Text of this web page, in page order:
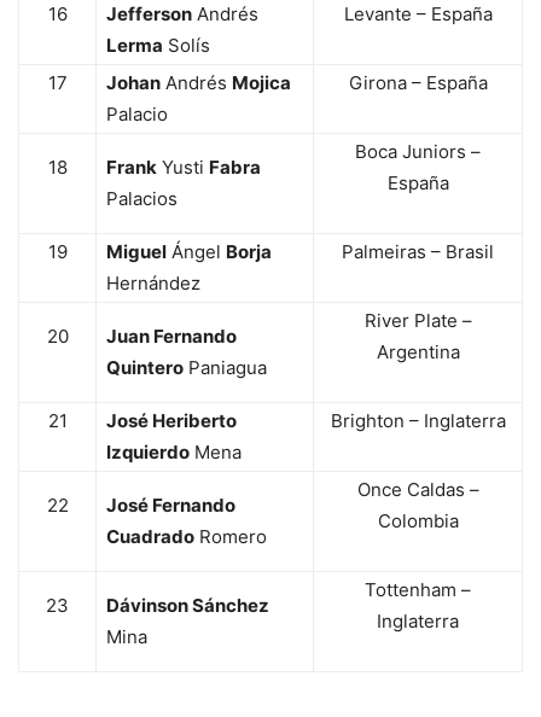
16 Jefferson Andrés
Lerma Solís
Levante – España
17 Johan Andrés Mojica
Palacio
Girona – España
18 Frank Yusti Fabra
Palacios
Boca Juniors –
España
19 Miguel Ángel Borja
Hernández
Palmeiras – Brasil
20
Juan Fernando
Quintero Paniagua
River Plate –
Argentina
21
José Heriberto
Izquierdo Mena
Brighton – Inglaterra
22
José Fernando
Cuadrado Romero
Once Caldas –
Colombia
23
Dávinson Sánchez
Mina
Tottenham –
Inglaterra